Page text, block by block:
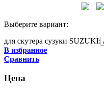
Выберите вариант:
для скутера сузуки SUZUKI:
В избранное
Сравнить
Цена